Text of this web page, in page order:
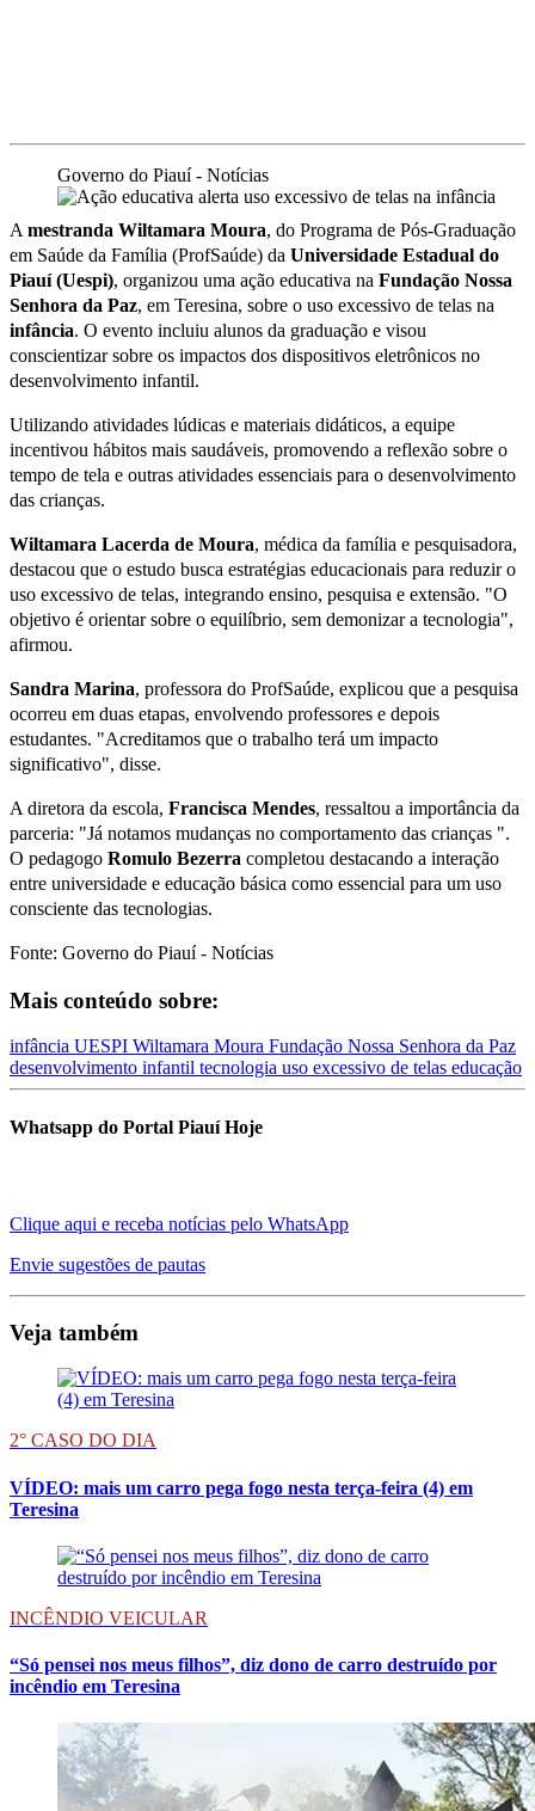
Governo do Piauí - Notícias
A mestranda Wiltamara Moura, do Programa de Pós-Graduação
em Saúde da Família (ProfSaúde) da Universidade Estadual do
Piauí (Uespi), organizou uma ação educativa na Fundação Nossa
Senhora da Paz, em Teresina, sobre o uso excessivo de telas na
infância. O evento incluiu alunos da graduação e visou
conscientizar sobre os impactos dos dispositivos eletrônicos no
desenvolvimento infantil.
Utilizando atividades lúdicas e materiais didáticos, a equipe
incentivou hábitos mais saudáveis, promovendo a reflexão sobre o
tempo de tela e outras atividades essenciais para o desenvolvimento
das crianças.
Wiltamara Lacerda de Moura, médica da família e pesquisadora,
destacou que o estudo busca estratégias educacionais para reduzir o
uso excessivo de telas, integrando ensino, pesquisa e extensão. "O
objetivo é orientar sobre o equilíbrio, sem demonizar a tecnologia",
afirmou.
Sandra Marina, professora do ProfSaúde, explicou que a pesquisa
ocorreu em duas etapas, envolvendo professores e depois
estudantes. "Acreditamos que o trabalho terá um impacto
significativo", disse.
A diretora da escola, Francisca Mendes, ressaltou a importância da
parceria: "Já notamos mudanças no comportamento das crianças ".
O pedagogo Romulo Bezerra completou destacando a interação
entre universidade e educação básica como essencial para um uso
consciente das tecnologias.
Fonte: Governo do Piauí - Notícias
Mais conteúdo sobre:
infância UESPI Wiltamara Moura Fundação Nossa Senhora da Paz
desenvolvimento infantil tecnologia uso excessivo de telas educação
Whatsapp do Portal Piauí Hoje
Clique aqui e receba notícias pelo WhatsApp
Envie sugestões de pautas
Veja também
2° CASO DO DIA
VÍDEO: mais um carro pega fogo nesta terça-feira (4) em
Teresina
INCÊNDIO VEICULAR
“Só pensei nos meus filhos”, diz dono de carro destruído por
incêndio em Teresina